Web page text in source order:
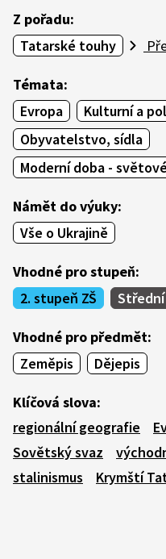
Z pořadu:
Tatarské touhy
Témata:
Evropa
Kulturní a
Obyvatelstvo, sídla
Moderní doba -
Námět do výuky:
Vše o Ukrajině
Vhodné pro stupeň:
2. stupeň ZŠ
Vhodné pro předmět:
Zeměpis
Dějepis
Klíčová slova:
regionální geografie
Sovětský svaz
stalinismus
Krymští